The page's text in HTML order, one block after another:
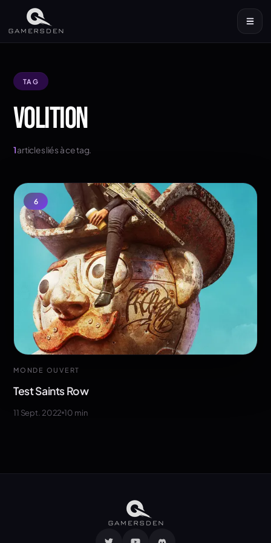
TAG
VOLITION
1articles liés à ce tag.
6
MONDE OUVERT
Test Saints Row
11 Sept. 2022 10 min